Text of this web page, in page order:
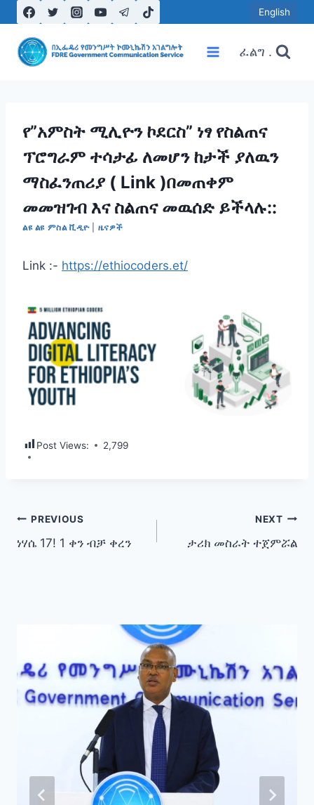
to
content
English
ፈልግ .
የ”አምስት ሚሊዮን ኮደርስ” ነፃ የስልጠና
ፕሮግራም ተሳታፊ ለመሆን ከታች ያለዉን
ማስፈንጠሪያ ( Link )በመጠቀም
መመዝገብ እና ስልጠና መዉሰድ ይችላሉ::
ልዩ ልዩ ምስል ቪዲዮ| ዜናዎች
Link :- https://ethiocoders.et/
Post Views: 2,799
Post
navigation
PREVIOUS
ነሃሴ 17! 1 ቀን ብቻ ቀረን
NEXT
ታሪክ መስራት ተጀምሯል